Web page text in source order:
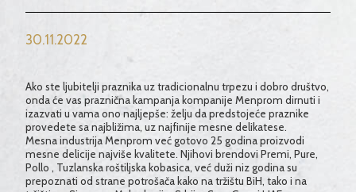
30.11.2022
Ako ste ljubitelji praznika uz tradicionalnu trpezu i dobro društvo,
onda će vas praznična kampanja kompanije Menprom dirnuti i
izazvati u vama ono najljepše: želju da predstojeće praznike
provedete sa najbližima, uz najfinije mesne delikatese.
Mesna industrija Menprom već gotovo 25 godina proizvodi
mesne delicije najviše kvalitete. Njihovi brendovi Premi, Pure,
Pollo , Tuzlanska roštiljska kobasica, već duži niz godina su
prepoznati od strane potrošača kako na tržištu BiH, tako i na